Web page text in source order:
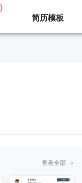
简历模板
查看全部